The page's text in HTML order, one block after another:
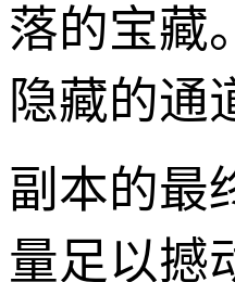
落的宝藏
隐藏的通
副本的最
量足以撼